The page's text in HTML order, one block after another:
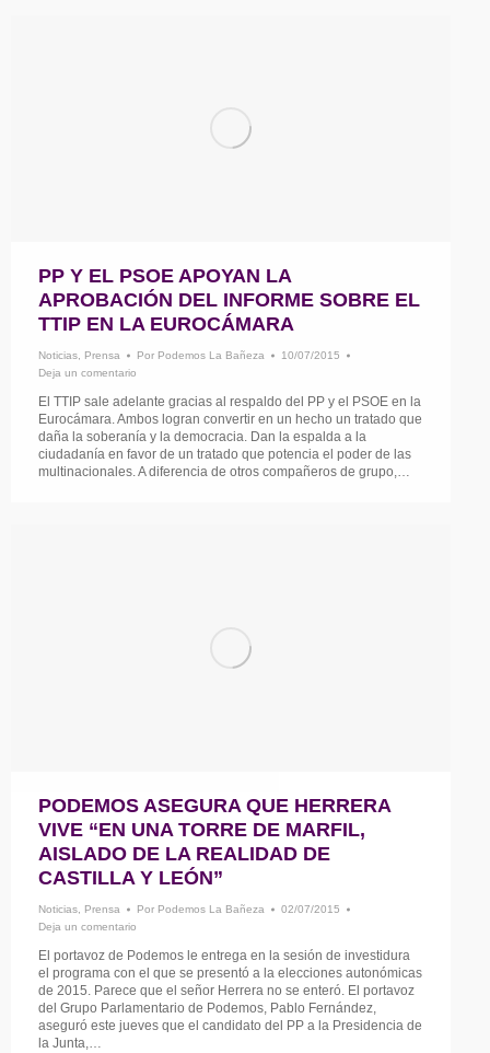
PP Y EL PSOE APOYAN LA
APROBACIÓN DEL INFORME SOBRE EL
TTIP EN LA EUROCÁMARA
Noticias Prensa Por Podemos La Bañeza
10/07/2015
Deja un comentario
El TTIP sale adelante gracias al respaldo del PP y el PSOE en la
Eurocámara. Ambos logran convertir en un hecho un tratado que
daña la soberanía y la democracia. Dan la espalda a la
ciudadanía en favor de un tratado que potencia el poder de las
multinacionales. A diferencia de otros compañeros de grupo,…
PODEMOS ASEGURA QUE HERRERA
VIVE “EN UNA TORRE DE MARFIL,
AISLADO DE LA REALIDAD DE
CASTILLA Y LEÓN”
Noticias Prensa Por Podemos La Bañeza
02/07/2015
Deja un comentario
El portavoz de Podemos le entrega en la sesión de investidura
el programa con el que se presentó a la elecciones autonómicas
de 2015. Parece que el señor Herrera no se enteró. El portavoz
del Grupo Parlamentario de Podemos, Pablo Fernández,
aseguró este jueves que el candidato del PP a la Presidencia de
la Junta,…